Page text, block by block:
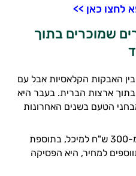
לחצו כאן >>
שמוכרים בתוך
האבקות הקלאסיות אבל עם
ארצות הברית. בעבר היא
הטעם בשנים האחרונות
בנוסף, מאז שמחירה עלה ליותר מ-300 ש"ח למיכל, בתוספת
למחיר, היא הפסיקה